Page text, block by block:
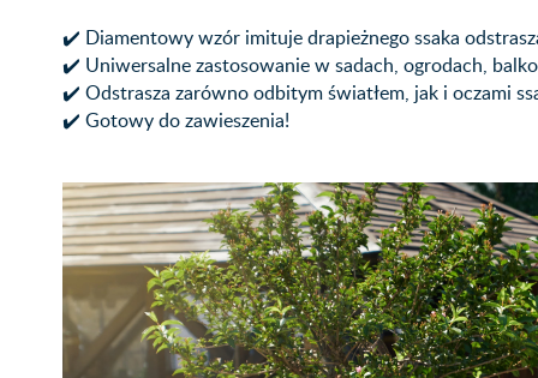
✔️ Diamentowy wzór imituje drapieżnego ssaka
✔️ Uniwersalne zastosowanie w sadach, ogrodach,
✔️ Odstrasza zarówno odbitym światłem, jak i oczami
✔️ Gotowy do zawieszenia!